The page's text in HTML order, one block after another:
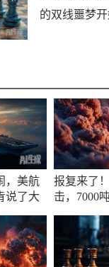
的双线噩梦开
，美航
说了大
报复来了
击，7000